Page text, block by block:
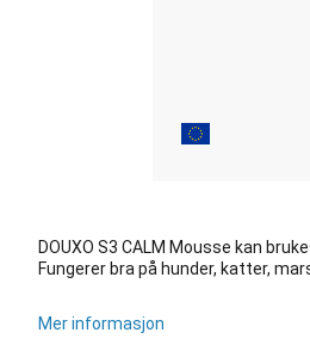
DOUXO S3 CALM Mousse kan
Fungerer bra på hunder, katter,
Mer informasjon